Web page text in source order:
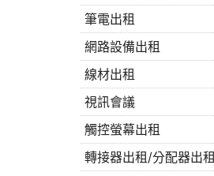
筆電出租
網路設備出租
線材出租
視訊會議
觸控螢幕出租
轉接器出租/分配器出租